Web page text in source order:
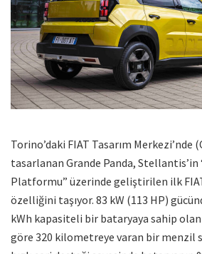
Torino’daki FIAT Tasarım Merkezi’nde
tasarlanan Grande Panda, Stellantis’in
Platformu” üzerinde geliştirilen ilk
özelliğini taşıyor. 83 kW (113 HP)
kWh kapasiteli bir bataryaya sahip
göre 320 kilometreye varan bir menzil